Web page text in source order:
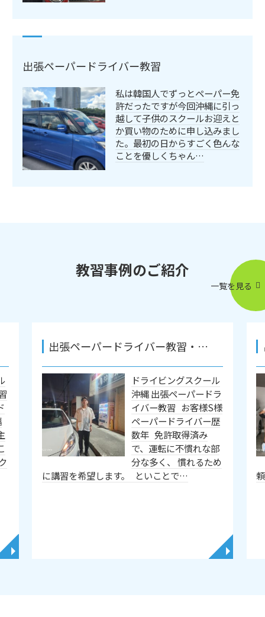
出張ペーパードライバー教習
私は韓国人でずっとペーパー免
許だったですが今回沖縄に引っ
越して子供のスクールお迎えと
か買い物のために申し込みまし
た。最初の日からすごく色んな
ことを優しくちゃん…
教習事例のご紹介
一覧を見る
◥
出張ペーパードライバー教習・…
ドライビングスクール
沖縄 出張ペーパードラ
イバー教習 お客様S様
ペーパードライバー歴
数年 免許取得済み
で、運転に不慣れな部
分な多く、 慣れるため
に講習を希望します。 といことで…
◥